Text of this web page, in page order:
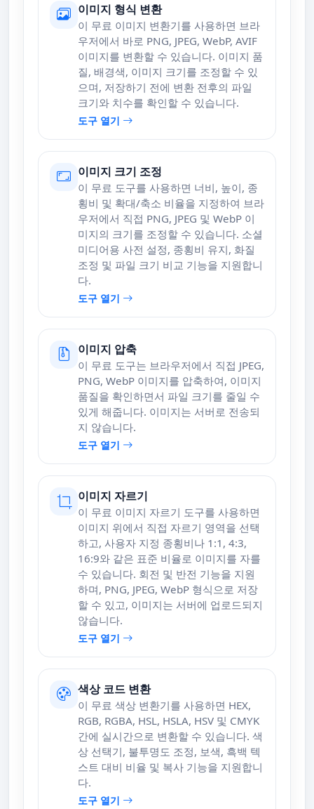
이미지 형식 변환
이 무료 이미지 변환기를 사용하면 브라
우저에서 바로 PNG, JPEG, WebP, AVIF
이미지를 변환할 수 있습니다. 이미지 품
질, 배경색, 이미지 크기를 조정할 수 있
으며, 저장하기 전에 변환 전후의 파일
크기와 치수를 확인할 수 있습니다.
도구 열기
이미지 크기 조정
이 무료 도구를 사용하면 너비, 높이, 종
횡비 및 확대/축소 비율을 지정하여 브라
우저에서 직접 PNG, JPEG 및 WebP 이
미지의 크기를 조정할 수 있습니다. 소셜
미디어용 사전 설정, 종횡비 유지, 화질
조정 및 파일 크기 비교 기능을 지원합니
다.
도구 열기
이미지 압축
이 무료 도구는 브라우저에서 직접 JPEG,
PNG, WebP 이미지를 압축하여, 이미지
품질을 확인하면서 파일 크기를 줄일 수
있게 해줍니다. 이미지는 서버로 전송되
지 않습니다.
도구 열기
이미지 자르기
이 무료 이미지 자르기 도구를 사용하면
이미지 위에서 직접 자르기 영역을 선택
하고, 사용자 지정 종횡비나 1:1, 4:3,
16:9와 같은 표준 비율로 이미지를 자를
수 있습니다. 회전 및 반전 기능을 지원
하며, PNG, JPEG, WebP 형식으로 저장
할 수 있고, 이미지는 서버에 업로드되지
않습니다.
도구 열기
색상 코드 변환
이 무료 색상 변환기를 사용하면 HEX,
RGB, RGBA, HSL, HSLA, HSV 및 CMYK
간에 실시간으로 변환할 수 있습니다. 색
상 선택기, 불투명도 조정, 보색, 흑백 텍
스트 대비 비율 및 복사 기능을 지원합니
다.
도구 열기